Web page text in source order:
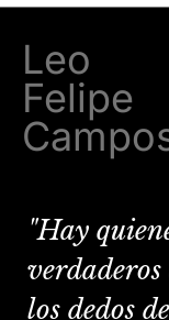
Leo
Felipe
"Hay
verdaderos
los dedos